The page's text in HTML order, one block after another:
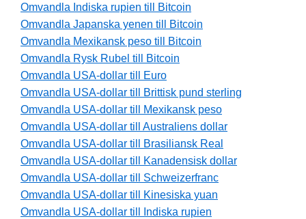
Omvandla Indiska rupien till Bitcoin
Omvandla Japanska yenen till Bitcoin
Omvandla Mexikansk peso till Bitcoin
Omvandla Rysk Rubel till Bitcoin
Omvandla USA-dollar till Euro
Omvandla USA-dollar till Brittisk pund sterling
Omvandla USA-dollar till Mexikansk peso
Omvandla USA-dollar till Australiens dollar
Omvandla USA-dollar till Brasiliansk Real
Omvandla USA-dollar till Kanadensisk dollar
Omvandla USA-dollar till Schweizerfranc
Omvandla USA-dollar till Kinesiska yuan
Omvandla USA-dollar till Indiska rupien